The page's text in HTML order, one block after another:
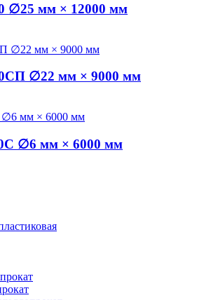
∅25 мм × 12000 мм
∅22 мм × 9000 мм
∅6 мм × 6000 мм